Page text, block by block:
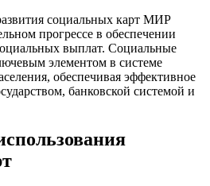
социальных карт МИР
прогрессе в обеспечении
выплат. Социальные
элементом в системе
обеспечивая эффективное
банковской системой и